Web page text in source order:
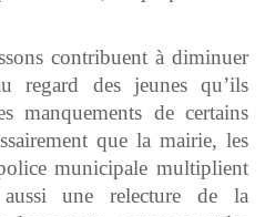
contribuent à diminuer
regard des jeunes qu’ils
manquements de certains
que la mairie, les
municipale multiplient
une relecture de la